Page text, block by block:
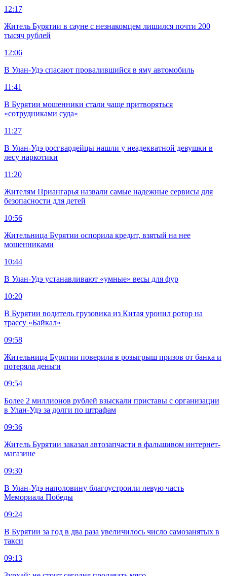
12:17
Житель Бурятии в сауне с незнакомцем лишился почти 200
тысяч рублей
12:06
В Улан-Удэ спасают провалившийся в яму автомобиль
11:41
В Бурятии мошенники стали чаще притворяться
«сотрудниками суда»
11:27
В Улан-Удэ росгвардейцы нашли у неадекватной девушки в
лесу наркотики
11:20
Жителям Приангарья назвали самые надежные сервисы для
безопасности для детей
10:56
Жительница Бурятии оспорила кредит, взятый на нее
мошенниками
10:44
В Улан-Удэ устанавливают «умные» весы для фур
10:20
В Бурятии водитель грузовика из Китая уронил ротор на
трассу «Байкал»
09:58
Жительница Бурятии поверила в розыгрыш призов от банка и
потеряла деньги
09:54
Более 2 миллионов рублей взыскали приставы с организации
в Улан-Удэ за долги по штрафам
09:36
Житель Бурятии заказал автозапчасти в фальшивом интернет-
магазине
09:30
В Улан-Удэ наполовину благоустроили левую часть
Мемориала Победы
09:24
В Бурятии за год в два раза увеличилось число самозанятых в
такси
09:13